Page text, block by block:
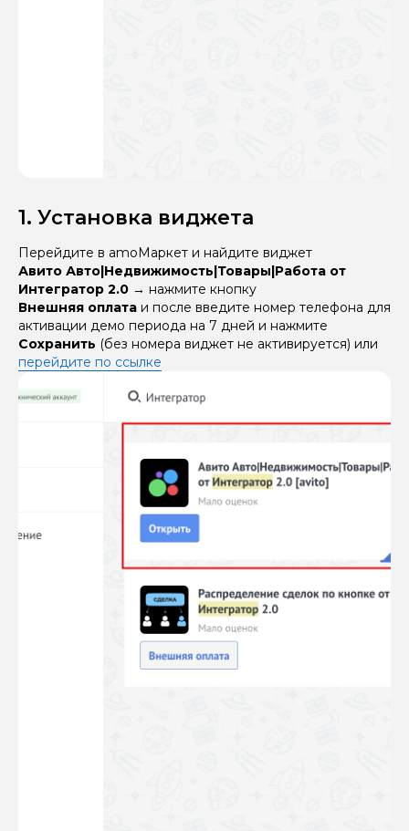
1. Установка виджета
Перейдите в amoМаркет и найдите виджет
Авито Авто|Недвижимость|Товары|Работа от
Интегратор 2.0 → нажмите кнопку
Внешняя оплата и после введите номер телефона для
активации демо периода на 7 дней и нажмите
Сохранить (без номера виджет не активируется) или
перейдите по ссылке